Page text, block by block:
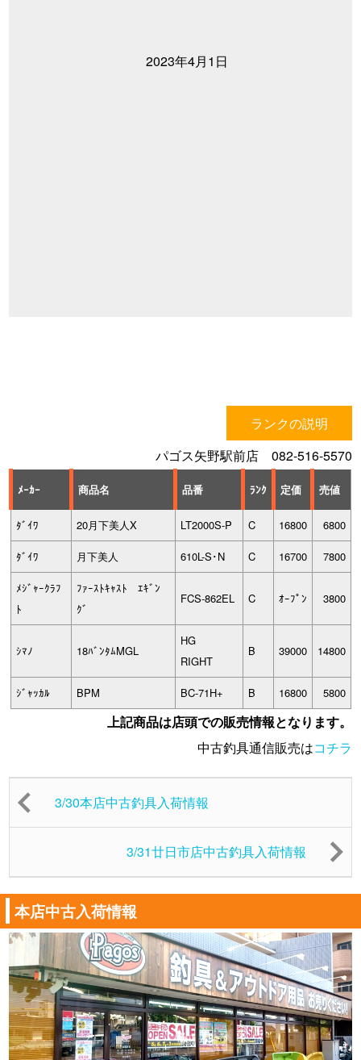
2023年4月1日
ランクの説明
パゴス矢野駅前店 082-516-5570
ﾒｰｶｰ 商品名 品番 ﾗﾝｸ 定価 売値
ﾀﾞｲﾜ 20月下美人X LT2000S-P C 16800 6800
ﾀﾞｲﾜ 月下美人 610L-S･N C 16700 7800
ﾒｼﾞｬｰｸﾗﾌ
ﾄ
ﾌｧｰｽﾄｷｬｽﾄ ｴｷﾞﾝ
ｸﾞ
FCS-862EL C ｵｰﾌﾟﾝ 3800
ｼﾏﾉ 18ﾊﾞﾝﾀﾑMGL
HG
RIGHT
B 39000 14800
ｼﾞｬｯｶﾙ BPM BC-71H+ B 16800 5800
上記商品は店頭での販売情報となります。
中古釣具通信販売はコチラ
3/30本店中古釣具入荷情報
3/31廿日市店中古釣具入荷情報
本店中古入荷情報